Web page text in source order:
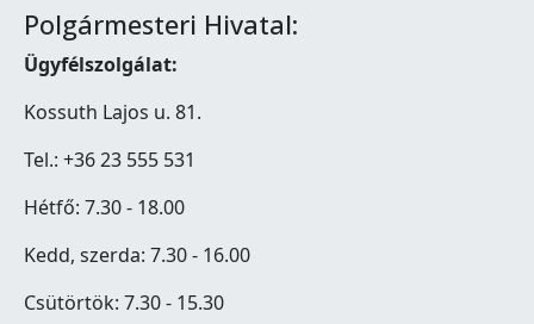
Polgármesteri Hivatal:
Ügyfélszolgálat:
Kossuth Lajos u. 81.
Tel.: +36 23 555 531
Hétfő: 7.30 - 18.00
Kedd, szerda: 7.30 - 16.00
Csütörtök: 7.30 - 15.30